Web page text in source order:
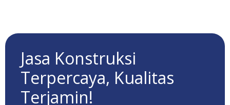
Jasa Konstruksi
Terpercaya, Kualitas
Terjamin!